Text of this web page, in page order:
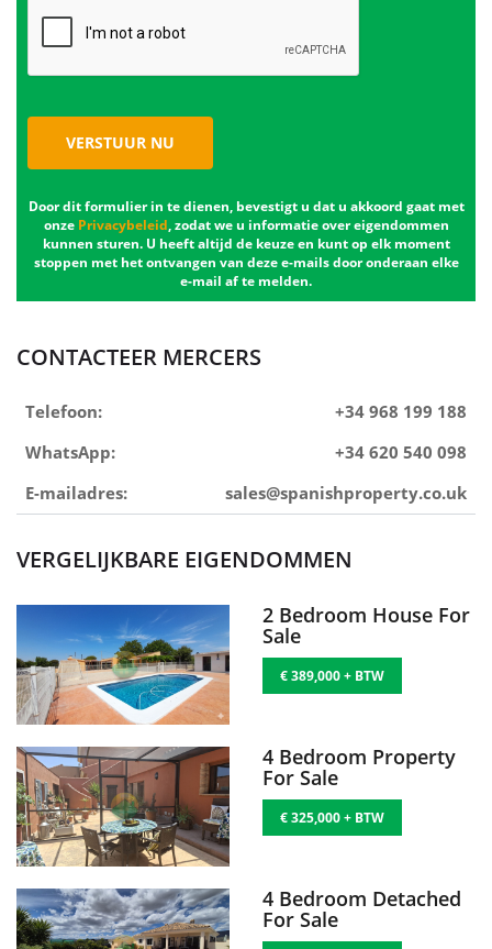
VERSTUUR NU
Door dit formulier in te dienen, bevestigt u dat u akkoord gaat met
onze Privacybeleid, zodat we u informatie over eigendommen
kunnen sturen. U heeft altijd de keuze en kunt op elk moment
stoppen met het ontvangen van deze e-mails door onderaan elke
e-mail af te melden.
CONTACTEER MERCERS
Telefoon:
+34 968 199 188
WhatsApp:
+34 620 540 098
E-mailadres:
sales@spanishproperty.co.uk
VERGELIJKBARE EIGENDOMMEN
2 Bedroom House For
Sale
€ 389,000 + BTW
4 Bedroom Property
For Sale
€ 325,000 + BTW
4 Bedroom Detached
For Sale